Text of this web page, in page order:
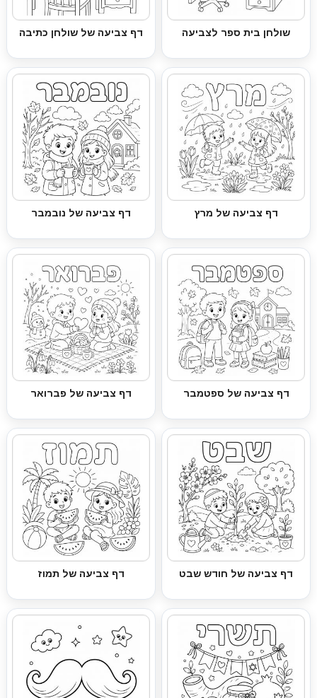
שולחן בית ספר לצביעה דף צביעה של שולחן כתיבה
דף צביעה של מרץ דף צביעה של נובמבר
דף צביעה של ספטמבר דף צביעה של פברואר
דף צביעה של חודש שבט דף צביעה של תמוז